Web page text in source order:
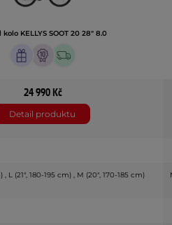
kolo KELLYS SOOT 20 28" 8.0
24 990 Kč
Detail produktu
, L (21", 180-195 cm) , M (20", 170-185 cm)